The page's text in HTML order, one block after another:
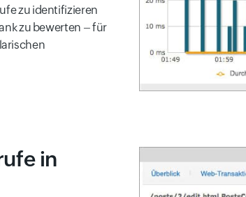
zu identifizieren
zu bewerten – für
in